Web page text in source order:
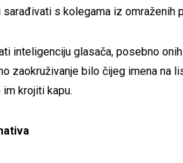
s kolegama iz omraženih
inteligenciju glasača, posebno
zaokruživanje bilo čijeg imena na
krojiti kapu.